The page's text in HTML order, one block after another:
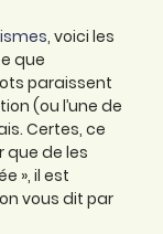
, voici les
que
paraissent
(ou l’une de
Certes, ce
que de les
», il est
vous dit par